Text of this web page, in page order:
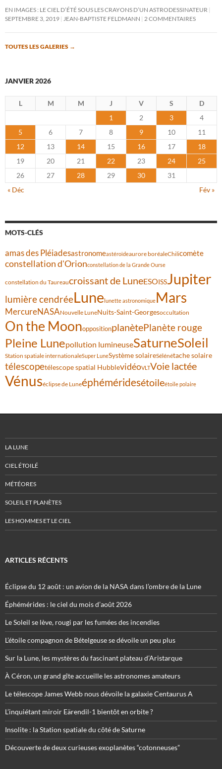
EN IMAGES : LE CIEL D’ÉTÉ SOUS LES CRAYONS D’UN ASTRODESSINATEUR
SEPTEMBRE 3, 2019 JEAN-BAPTISTE FELDMANN 2 COMMENTAIRES
TOUTES LES GALERIES →
JANVIER 2026
L M M J V S
D
1
2 3
4
5
6 7 8 9 10
11
12
13 14 15 16 17
18
19
20 21 22 23 24
25
26
27 28 29 30
31
« Déc
Fév »
MOTS-CLÉS
amas des Pléiadesastronomeastéroïdeaurore boréaleChilicomète
constellation d'Orionconstellation de la Grande Ourse
constellation du Taureaucroissant de LuneESOISSJupiter
lumière cendréeLune lunette astronomiqueMars
MercureNASANouvelle LuneNuits-Saint-Georgesoccultation
On the MoonoppositionplanètePlanète rouge
Pleine Lunepollution lumineuseSaturneSoleil
Station spatiale internationaleSuper LuneSystème solaireSélénétache solaire
télescopetélescope spatial HubblevidéoVLTVoie lactée
Vénuséclipse de Luneéphéméridesétoileétoile polaire
LA LUNE
CIEL ÉTOILÉ
MÉTÉORES
SOLEIL ET PLANÈTES
LES HOMMES ET LE CIEL
ARTICLES RÉCENTS
Éclipse du 12 août : un avion de la NASA dans l’ombre de la Lune
Éphémérides : le ciel du mois d’août 2026
Le Soleil se lève, rougi par les fumées des incendies
L’étoile compagnon de Bételgeuse se dévoile un peu plus
Sur la Lune, les mystères du fascinant plateau d’Aristarque
À Céron, un grand gîte accueille les astronomes amateurs
Le télescope James Webb nous dévoile la galaxie Centaurus A
L’inquiétant miroir Eärendil-1 bientôt en orbite ?
Insolite : la Station spatiale du côté de Saturne
Découverte de deux curieuses exoplanètes “cotonneuses”